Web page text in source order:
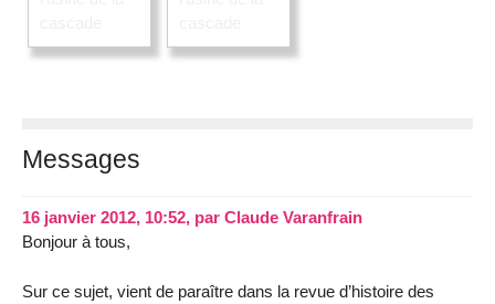
Messages
16 janvier 2012, 10:52, par Claude Varanfrain
Bonjour à tous,
Sur ce sujet, vient de paraître dans la revue d’histoire des